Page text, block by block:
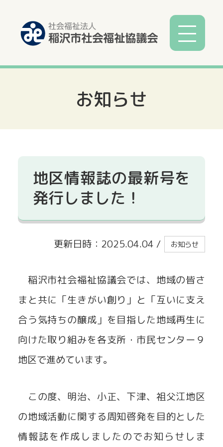
社協とは
社協事業
サービス
寄付募金
貸出事業
お知らせ
地区情報誌の最新号を
発行しました！
更新日時：2025.04.04 / お知らせ
稲沢市社会福祉協議会では、地域の皆さ
まと共に「生きがい創り」と「互いに支え
合う気持ちの醸成」を目指した地域再生に
向けた取り組みを各支所・市民センター９
地区で進めています。
この度、明治、小正、下津、祖父江地区
の地域活動に関する周知啓発を目的とした
情報誌を作成しましたのでお知らせしま